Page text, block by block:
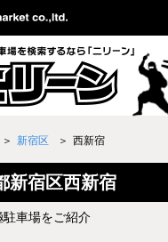
新宿区 西新宿
新宿区西新宿
車場をご紹介